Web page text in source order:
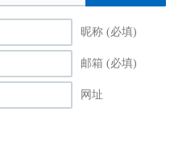
昵称 (必填)
邮箱 (必填)
网址